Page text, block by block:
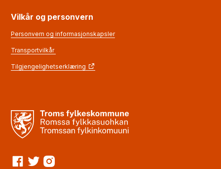
Vilkår og personvern
Personvern og informasjonskapsler
Transportvilkår
Tilgjengelighetserklæring
Facebook
TwitterInstagram